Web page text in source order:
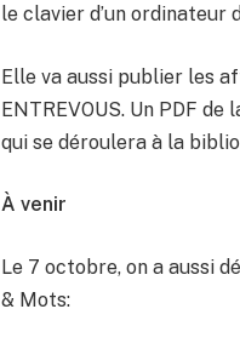
le clavier d’un ordinateur
Elle va aussi publier les
ENTREVOUS. Un PDF
qui se déroulera à la
À venir
Le 7 octobre, on a aussi
& Mots: